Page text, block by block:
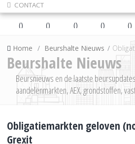
CONTACT
Home Beurshalte Nieuws
Beurshalte Nieuws
Beursnieuws en de laatste
aandelenmarkten, AEX, grondstoffen,
Obligatiemarkten geloven
Grexit